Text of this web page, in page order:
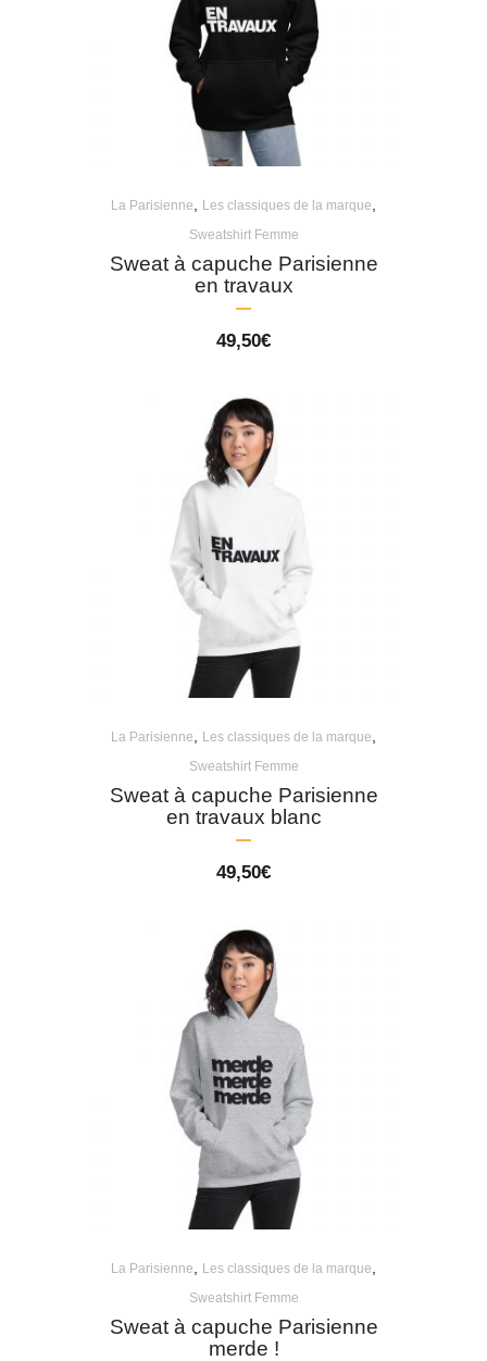
La Parisienne Les classiques de la marque
Sweatshirt Femme
Sweat à capuche Parisienne
en travaux
49,50€
La Parisienne Les classiques de la marque
Sweatshirt Femme
Sweat à capuche Parisienne
en travaux blanc
49,50€
La Parisienne Les classiques de la marque
Sweatshirt Femme
Sweat à capuche Parisienne
merde !